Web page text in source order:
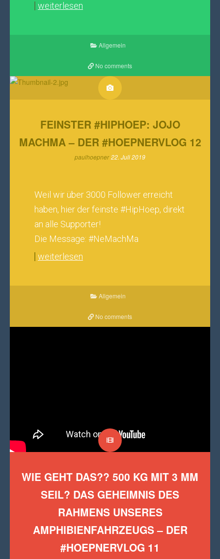
weiterlesen
Allgemein
No comments
FEINSTER #HIPHOEP: JOJO
MACHMA – DER #HOEPNERVLOG 12
paulhoepner 22. Juli 2019
Weil wir über 3000 Follower erreicht
haben, hier der feinste #HipHoep, direkt
an alle Supporter!
Die Message: #NeMachMa
weiterlesen
Allgemein
No comments
WIE GEHT DAS?? 500 KG MIT 3 MM
SEIL? DAS GEHEIMNIS DES
RAHMENS UNSERES
AMPHIBIENFAHRZEUGS – DER
#HOEPNERVLOG 11